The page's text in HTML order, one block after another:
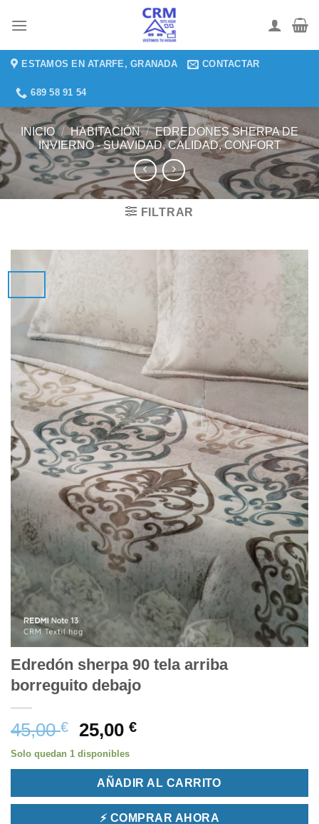
ESTAMOS EN ATARFE, GRANADA CONTACTAR
689 58 91 54
INICIO / HABITACIÓN / EDREDONES SHERPA DE
INVIERNO - SUAVIDAD, CALIDAD, CONFORT
FILTRAR
Edredón sherpa 90 tela arriba
borreguito debajo
45,00€ 25,00 €
Solo quedan 1 disponibles
AÑADIR AL CARRITO
⚡ COMPRAR AHORA